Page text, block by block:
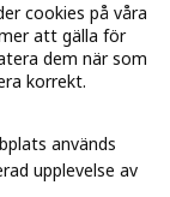
tjänster
cookies på våra
att gälla för
dem när som
korrekt.
används
upplevelse av